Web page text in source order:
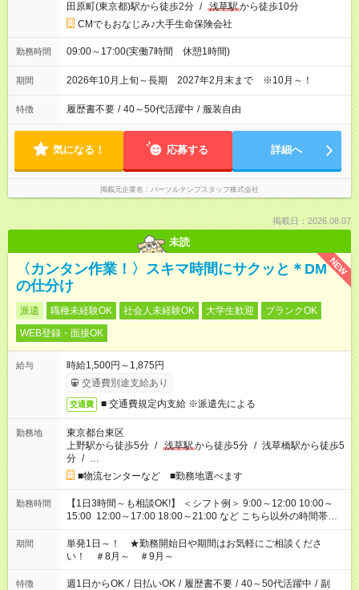
田原町(東京都)駅から徒歩2分 / 浅草駅から徒歩10分
CMでもおなじみ♪大手生命保険会社
勤務時間 09:00～17:00(実働7時間 休憩1時間)
期間 2026年10月上旬～長期 2027年2月末まで ※10月～！
特徴 履歴書不要 / 40～50代活躍中 / 服装自由
気になる！ 応募する 詳細へ
掲載元企業名 パーソルテンプスタッフ株式会社
掲載日：2026.08.07
未読
NEW
〈カンタン作業！〉スキマ時間にサクッと＊DM
の仕分け
派遣 職種未経験OK 社会人未経験OK 大学生歓迎
ブランクOK
WEB登録・面接OK
給与
時給1,500円～1,875円
交通費別途支給あり
交通費 ■ 交通費規定内支給 ※派遣先による
勤務地
東京都台東区
上野駅から徒歩5分 / 浅草駅から徒歩5分 / 浅草橋駅から徒歩5
分 / …
■物流センターなど ■勤務地選べます
勤務時間
【1日3時間～も相談OK!】 ＜シフト例＞ 9:00～12:00 10:00～
15:00 12:00～17:00 18:00～21:00 など こちら以外の時間帯も
お気軽にご相談ください！
期間
単発1日～！ ★勤務開始日や期間はお気軽にご相談くださ
い！ ＃8月～ ＃9月～
特徴 週1日からOK / 日払いOK / 履歴書不要 / 40～50代活躍中 / 副